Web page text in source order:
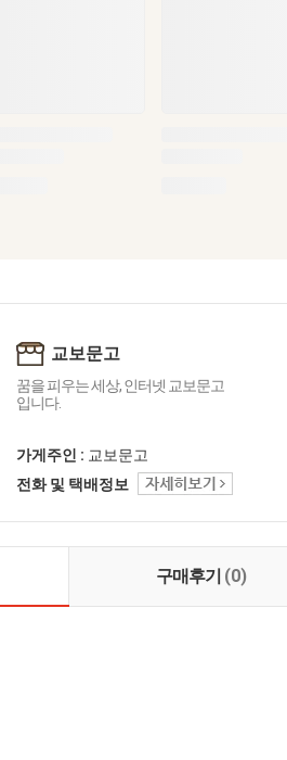
교보문고
꿈을 피우는 세상, 인터넷 교보문고
입니다.
가게주인 : 교보문고
전화 및 택배정보
구매후기 (0)